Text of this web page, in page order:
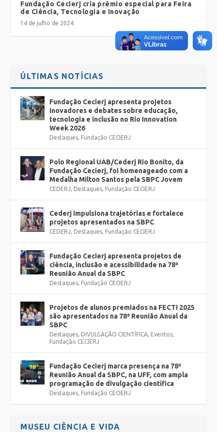
Fundação Cecierj cria prêmio especial para Feira
de Ciência, Tecnologia e Inovação
14 de julho de 2024
ÚLTIMAS NOTÍCIAS
Fundação Cecierj apresenta projetos
inovadores e debates sobre educação,
tecnologia e inclusão no Rio Innovation
Week 2026
Destaques, Fundação CECIERJ
Polo Regional UAB/Cederj Rio Bonito, da
Fundação Cecierj, foi homenageado com a
Medalha Milton Santos pela SBPC Jovem
CEDERJ, Destaques, Fundação CECIERJ
Cederj impulsiona trajetórias e fortalece
projetos apresentados na SBPC
CEDERJ, Destaques, Fundação CECIERJ
Fundação Cecierj apresenta projetos de
ciência, inclusão e acessibilidade na 78ª
Reunião Anual da SBPC
Destaques, Fundação CECIERJ
Projetos de alunos premiados na FECTI 2025
são apresentados na 78ª Reunião Anual da
SBPC
Destaques, DIVULGAÇÃO CIENTÍFICA, Eventos,
Fundação CECIERJ
Fundação Cecierj marca presença na 78ª
Reunião Anual da SBPC, na UFF, com ampla
programação de divulgação científica
Destaques, Fundação CECIERJ
MUSEU CIÊNCIA E VIDA